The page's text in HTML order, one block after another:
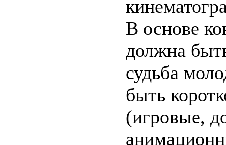
В основе
должна
судьба
быть
(игровые,